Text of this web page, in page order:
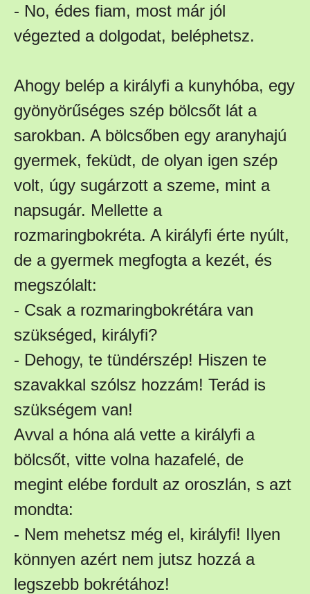
- No, édes fiam, most már jól
végezted a dolgodat, beléphetsz.
Ahogy belép a királyfi a kunyhóba, egy
gyönyörűséges szép bölcsőt lát a
sarokban. A bölcsőben egy aranyhajú
gyermek, feküdt, de olyan igen szép
volt, úgy sugárzott a szeme, mint a
napsugár. Mellette a
rozmaringbokréta. A királyfi érte nyúlt,
de a gyermek megfogta a kezét, és
megszólalt:
- Csak a rozmaringbokrétára van
szükséged, királyfi?
- Dehogy, te tündérszép! Hiszen te
szavakkal szólsz hozzám! Terád is
szükségem van!
Avval a hóna alá vette a királyfi a
bölcsőt, vitte volna hazafelé, de
megint elébe fordult az oroszlán, s azt
mondta:
- Nem mehetsz még el, királyfi! Ilyen
könnyen azért nem jutsz hozzá a
legszebb bokrétához!